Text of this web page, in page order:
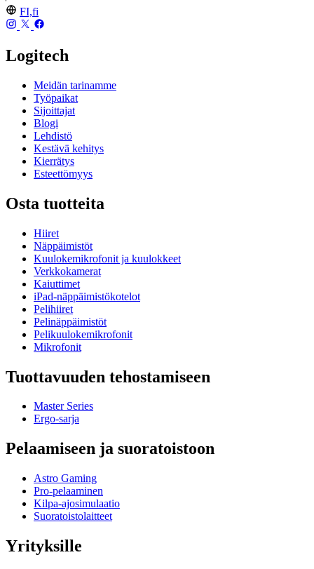
FI,fi
Logitech
Meidän tarinamme
Työpaikat
Sijoittajat
Blogi
Lehdistö
Kestävä kehitys
Kierrätys
Esteettömyys
Osta tuotteita
Hiiret
Näppäimistöt
Kuulokemikrofonit ja kuulokkeet
Verkkokamerat
Kaiuttimet
iPad-näppäimistökotelot
Pelihiiret
Pelinäppäimistöt
Pelikuulokemikrofonit
Mikrofonit
Tuottavuuden tehostamiseen
Master Series
Ergo-sarja
Pelaamiseen ja suoratoistoon
Astro Gaming
Pro-pelaaminen
Kilpa-ajosimulaatio
Suoratoistolaitteet
Yrityksille